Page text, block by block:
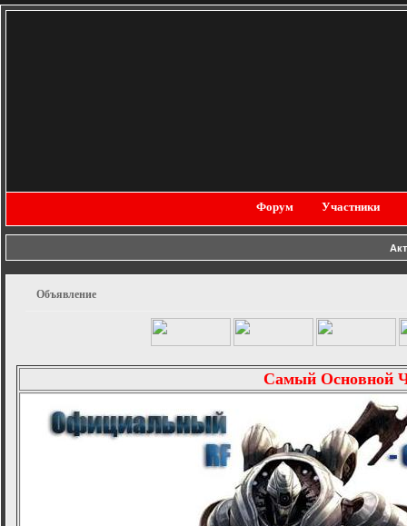
Форум Участники
Объявление
Самый Основной